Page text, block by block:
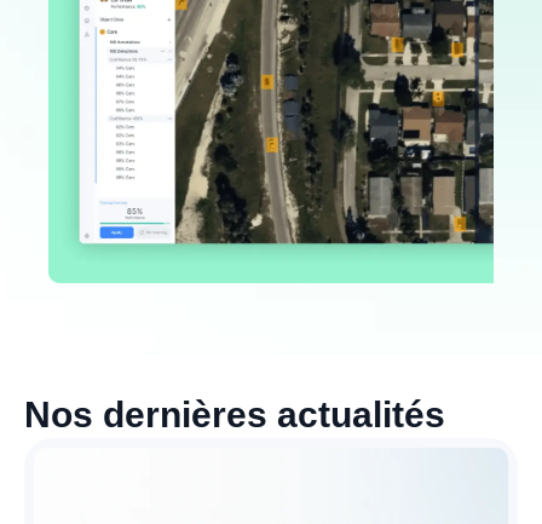
Nos dernières actualités